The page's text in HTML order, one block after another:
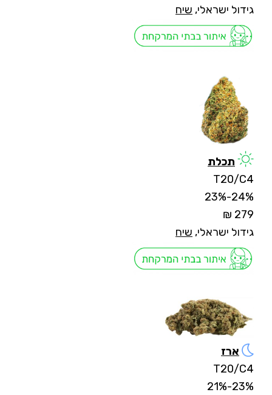
גידול ישראלי, שיח
תכלת
T20/C4
24%-23%
279 ₪
גידול ישראלי, שיח
ארז
T20/C4
23%-21%